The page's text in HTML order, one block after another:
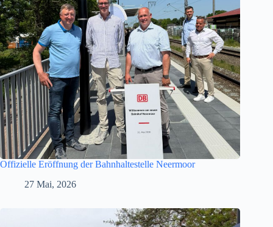
Offizielle Eröffnung der Bahnhaltestelle Neermoor
27 Mai, 2026